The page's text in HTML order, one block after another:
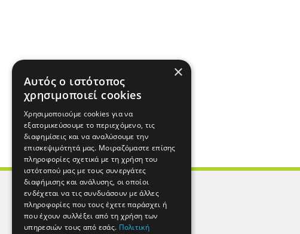
×
Αυτός ο ιστότοπος
χρησιμοποιεί cookies
Χρησιμοποιούμε cookies για να
εξατομικεύσουμε το περιεχόμενο, τις
διαφημίσεις και να αναλύσουμε την
επισκεψιμότητά μας. Μοιραζόμαστε επίσης
πληροφορίες σχετικά με τη χρήση του
ιστότοπού μας με τους συνεργάτες
διαφήμισης και ανάλυσης, οι οποίοι
ενδέχεται να τις συνδυάσουν με άλλες
πληροφορίες που τους έχετε παράσχει ή
που έχουν συλλέξει από τη χρήση των
υπηρεσιών τους από εσάς. Πολιτική